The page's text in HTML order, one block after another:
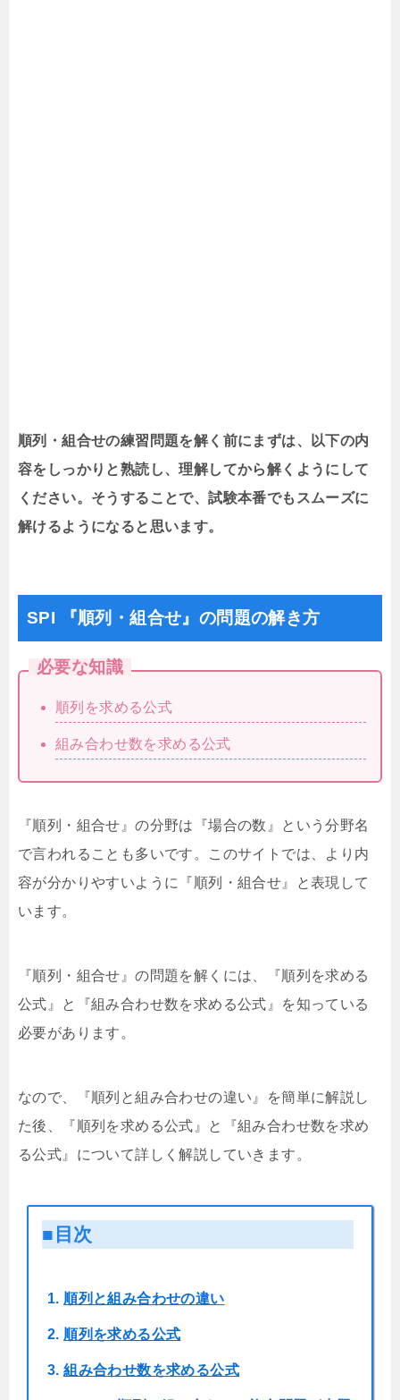
順列・組合せの練習問題を解く前にまずは、以下の内
容をしっかりと熟読し、理解してから解くようにして
ください。そうすることで、試験本番でもスムーズに
解けるようになると思います。
SPI 『順列・組合せ』の問題の解き方
必要な知識
順列を求める公式
組み合わせ数を求める公式
『順列・組合せ』の分野は『場合の数』という分野名
で言われることも多いです。このサイトでは、より内
容が分かりやすいように『順列・組合せ』と表現して
います。
『順列・組合せ』の問題を解くには、『順列を求める
公式』と『組み合わせ数を求める公式』を知っている
必要があります。
なので、『順列と組み合わせの違い』を簡単に解説し
た後、『順列を求める公式』と『組み合わせ数を求め
る公式』について詳しく解説していきます。
■目次
順列と組み合わせの違い
順列を求める公式
組み合わせ数を求める公式